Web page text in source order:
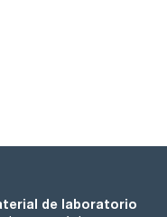
de laboratorio